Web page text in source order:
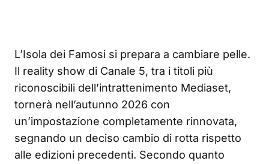
L’Isola dei Famosi si prepara a cambiare pelle.
Il reality show di Canale 5, tra i titoli più
riconoscibili dell’intrattenimento Mediaset,
tornerà nell’autunno 2026 con
un’impostazione completamente rinnovata,
segnando un deciso cambio di rotta rispetto
alle edizioni precedenti. Secondo quanto